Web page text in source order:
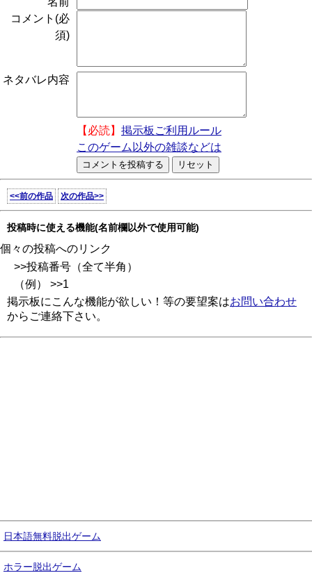
コメント(必
須)
ネタバレ内容
【必読】 掲示板ご利用ルール
このゲーム以外の雑談などは
<<前の作品 次の作品>>
投稿時に使える機能(名前欄以外で使用可能)
個々の投稿へのリンク
>>投稿番号（全て半角）
（例） >>1
掲示板にこんな機能が欲しい！等の要望案はお問い合わせ
からご連絡下さい。
日本語無料脱出ゲーム
ホラー脱出ゲーム